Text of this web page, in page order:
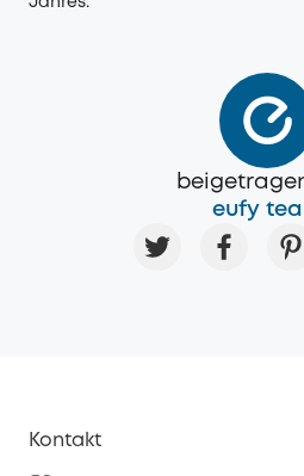
eufy
Kontakt